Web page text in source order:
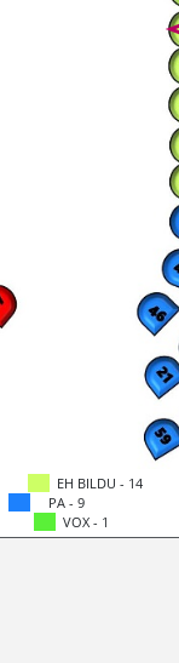
EH BILDU - 14
PA - 9
VOX - 1